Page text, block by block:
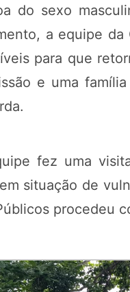
do sexo
a equipe da
para que
e uma
fez uma
situação de
procedeu